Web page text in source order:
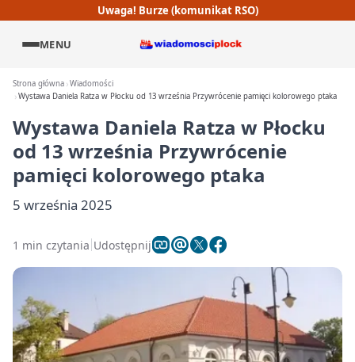
Uwaga! Burze (komunikat RSO)
MENU
Strona główna Wiadomości
Wystawa Daniela Ratza w Płocku od 13 września Przywrócenie pamięci kolorowego ptaka
Wystawa Daniela Ratza w Płocku
od 13 września Przywrócenie
pamięci kolorowego ptaka
5 września 2025
1 min czytania Udostępnij